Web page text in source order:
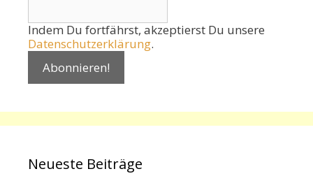
Indem Du fortfährst, akzeptierst Du unsere
Datenschutzerklärung.
Neueste Beiträge